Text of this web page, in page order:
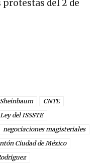
protestas del 2 de
CNTE
Ley del ISSSTE
negociaciones magisteriales
Ciudad de México